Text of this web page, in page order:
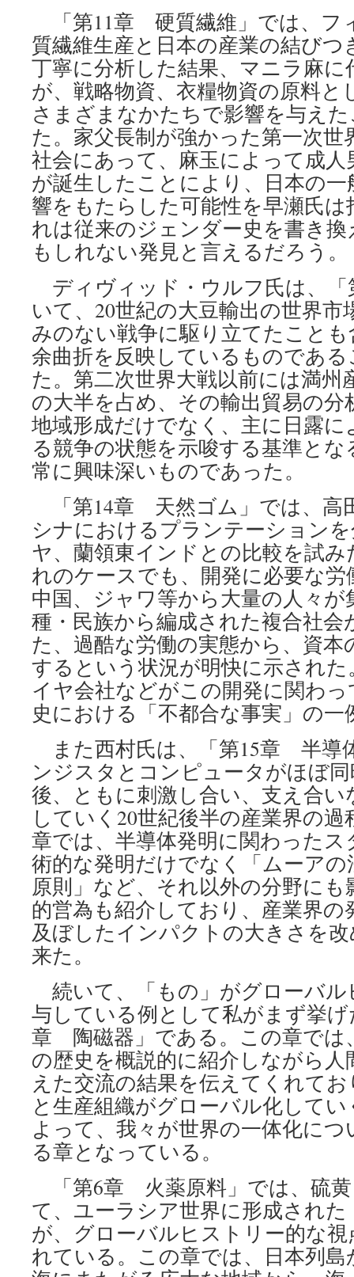
「第11章 硬質繊維」では、フ
質繊維生産と日本の産業の結び
丁寧に分析した結果、マニラ麻に
が、戦略物資、衣糧物資の原料と
さまざまなかたちで影響を与え
た。家父長制が強かった第一次世
社会にあって、麻玉によって成人
が誕生したことにより、日本の
響をもたらした可能性を早瀬氏
れは従来のジェンダー史を書き
もしれない発見と言えるだろう。
ディヴィッド・ウルフ氏は、
いて、20世紀の大豆輸出の世界市
みのない戦争に駆り立てたこと
余曲折を反映しているものであ
た。第二次世界大戦以前には満州
の大半を占め、その輸出貿易の
地域形成だけでなく、主に日露
る競争の状態を示唆する基準と
常に興味深いものであった。
「第14章 天然ゴム」では、高
シナにおけるプランテーション
ヤ、蘭領東インドとの比較を試
れのケースでも、開発に必要な
中国、ジャワ等から大量の人々
種・民族から編成された複合社
た、過酷な労働の実態から、資本
するという状況が明快に示され
イヤ会社などがこの開発に関わ
史における「不都合な事実」の
また西村氏は、「第15章 半導
ンジスタとコンピュータがほぼ
後、ともに刺激し合い、支え合
していく20世紀後半の産業界の
章では、半導体発明に関わった
術的な発明だけでなく「ムーアの
原則」など、それ以外の分野に
的営為も紹介しており、産業界の
及ぼしたインパクトの大きさを
来た。
続いて、「もの」がグローバル
与している例として私がまず挙
章 陶磁器」である。この章では
の歴史を概説的に紹介しながら
えた交流の結果を伝えてくれて
と生産組織がグローバル化して
よって、我々が世界の一体化に
る章となっている。
「第6章 火薬原料」では、硫
て、ユーラシア世界に形成され
が、グローバルヒストリー的な
れている。この章では、日本列